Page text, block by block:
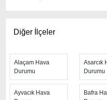
yapan site; hava durumu
durumu
günlük, hava durumu 10
kadar uzatılmış hava
yanında daha fazla
durumu tahminlerini
Diğer İlçeler
Alaçam Hava
Durumu
Asarcık
Durumu
Ayvacık Hava
Bafra